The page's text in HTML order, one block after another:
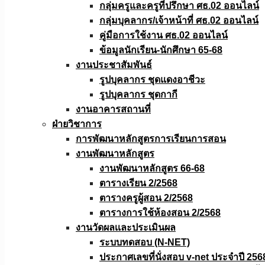
กลุ่มครูและครูที่ปรึกษา ศธ.02 ออนไลน์
กลุ่มบุคลากร/เจ้าหน้าที่ ศธ.02 ออนไลน์
คู่มือการใช้งาน ศธ.02 ออนไลน์
ข้อมูลนักเรียน-นักศึกษา 65-68
งานประชาสัมพันธ์
รูปบุคลากร ชุดแดงอาชีวะ
รูปบุคลากร ชุดกากี
งานอาคารสถานที่
ฝ่ายวิชาการ
การพัฒนาหลักสูตรการเรียนการสอน
งานพัฒนาหลักสูตร
งานพัฒนาหลักสูตร 66-68
ตารางเรียน 2/2568
ตารางครูผู้สอน 2/2568
ตารางการใช้ห้องสอน 2/2568
งานวัดผลเเละประเมินผล
ระบบทดสอบ (N-NET)
ประกาศเลขที่นั่งสอบ v-net ประจำปี